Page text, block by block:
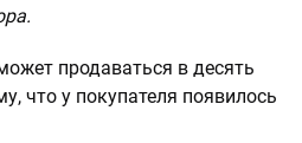
продаваться в десять
что у покупателя появилось